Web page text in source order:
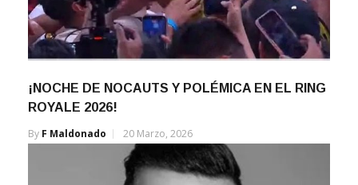
¡NOCHE DE NOCAUTS Y POLÉMICA EN EL RING
ROYALE 2026!
By F Maldonado 20 Marzo, 2026